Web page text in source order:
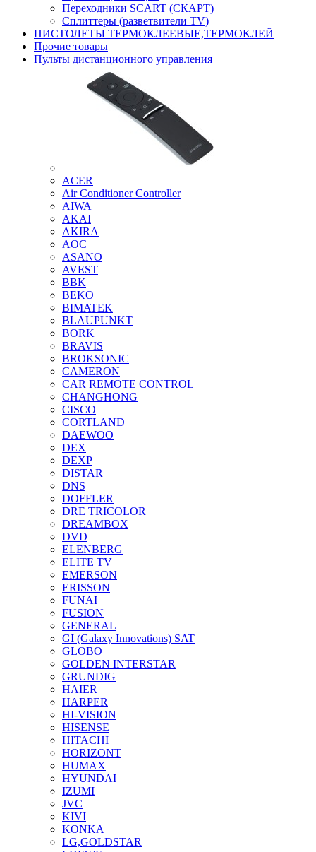
Переходники SCART (СКАРТ)
Сплиттеры (разветвители TV)
ПИСТОЛЕТЫ ТЕРМОКЛЕЕВЫЕ,ТЕРМОКЛЕЙ
Прочие товары
Пульты дистанционного управления
ACER
Air Conditioner Controller
AIWA
AKAI
AKIRA
AOC
ASANO
AVEST
BBK
BEKO
BIMATEK
BLAUPUNKT
BORK
BRAVIS
BROKSONIC
CAMERON
CAR REMOTE CONTROL
CHANGHONG
CISCO
CORTLAND
DAEWOO
DEX
DEXP
DISTAR
DNS
DOFFLER
DRE TRICOLOR
DREAMBOX
DVD
ELENBERG
ELITE TV
EMERSON
ERISSON
FUNAI
FUSION
GENERAL
GI (Galaxy Innovations) SAT
GLOBO
GOLDEN INTERSTAR
GRUNDIG
HAIER
HARPER
HI-VISION
HISENSE
HITACHI
HORIZONT
HUMAX
HYUNDAI
IZUMI
JVC
KIVI
KONKA
LG,GOLDSTAR